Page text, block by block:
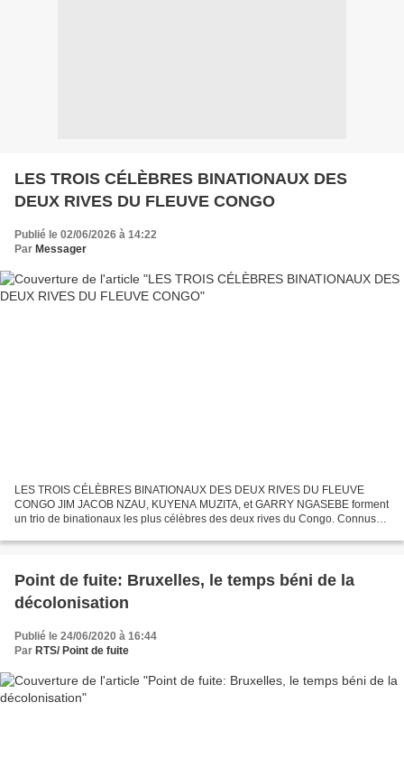
LES TROIS CÉLÈBRES BINATIONAUX DES
DEUX RIVES DU FLEUVE CONGO
Publié le 02/06/2026 à 14:22
Par Messager
LES TROIS CÉLÈBRES BINATIONAUX DES DEUX RIVES DU FLEUVE
CONGO JIM JACOB NZAU, KUYENA MUZITA, et GARRY NGASEBE forment
un trio de binationaux les plus célèbres des deux rives du Congo. Connus
Point de fuite: Bruxelles, le temps béni de la
décolonisation
Publié le 24/06/2020 à 16:44
Par RTS/ Point de fuite